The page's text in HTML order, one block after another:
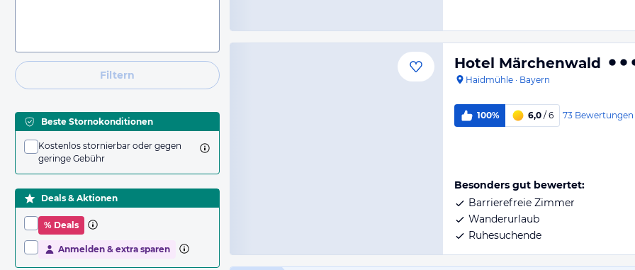
Filtern
Beste Stornokonditionen
Kostenlos stornierbar oder gegen
geringe Gebühr
Deals & Aktionen
% Deals
Anmelden & extra sparen
Hotel Märchenwald
Haidmühle · Bayern
100% 6,0 / 6 73 Bewertungen
Besonders gut bewertet:
Barrierefreie Zimmer
Wanderurlaub
Ruhesuchende